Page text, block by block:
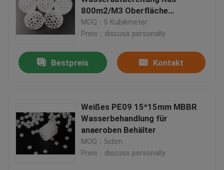
800m2/M3 Oberfläche
Biomedien
MOQ：5 Kubikmeter
Preis：discuss personally
Bestpreis Kontakt
Weißes PE09 15*15mm MBBR
Wasserbehandlung für
anaeroben Behälter
MOQ：5cbm
Preis：discuss personally